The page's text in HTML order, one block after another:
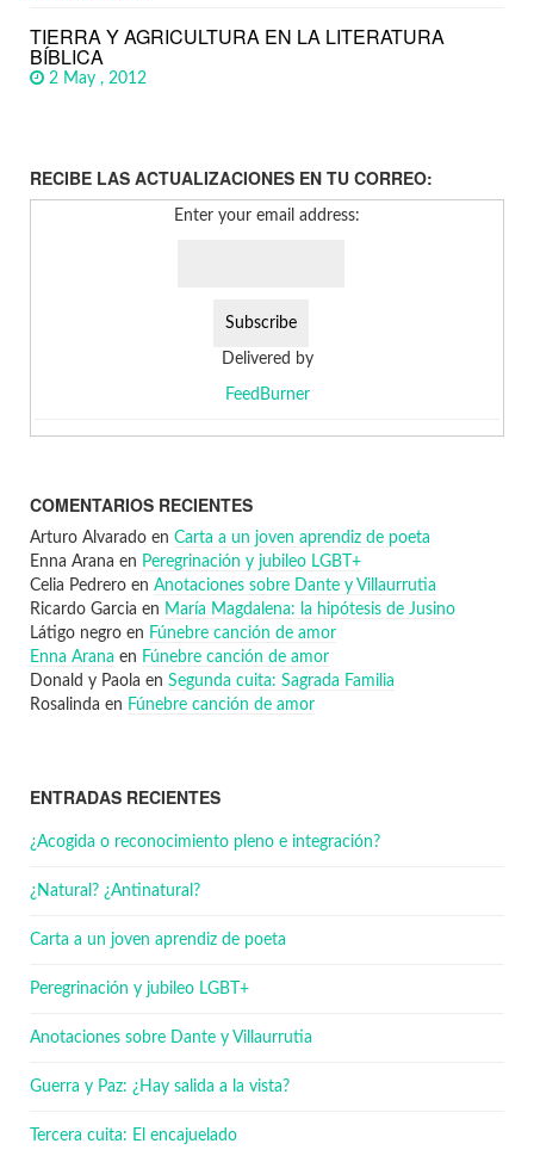
TIERRA Y AGRICULTURA EN LA LITERATURA
BÍBLICA
2 May , 2012
RECIBE LAS ACTUALIZACIONES EN TU CORREO:
Enter your email address:
Delivered by
FeedBurner
COMENTARIOS RECIENTES
Arturo Alvarado en Carta a un joven aprendiz de poeta
Enna Arana en Peregrinación y jubileo LGBT+
Celia Pedrero en Anotaciones sobre Dante y Villaurrutia
Ricardo Garcia en María Magdalena: la hipótesis de Jusino
Látigo negro en Fúnebre canción de amor
Enna Arana en Fúnebre canción de amor
Donald y Paola en Segunda cuita: Sagrada Familia
Rosalinda en Fúnebre canción de amor
ENTRADAS RECIENTES
¿Acogida o reconocimiento pleno e integración?
¿Natural? ¿Antinatural?
Carta a un joven aprendiz de poeta
Peregrinación y jubileo LGBT+
Anotaciones sobre Dante y Villaurrutia
Guerra y Paz: ¿Hay salida a la vista?
Tercera cuita: El encajuelado